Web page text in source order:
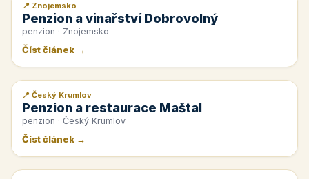
📰 PR článek
📍 Znojemsko
Penzion a vinařství Dobrovolný
penzion · Znojemsko
Číst článek →
📰 PR článek
📍 Český Krumlov
Penzion a restaurace Maštal
penzion · Český Krumlov
Číst článek →